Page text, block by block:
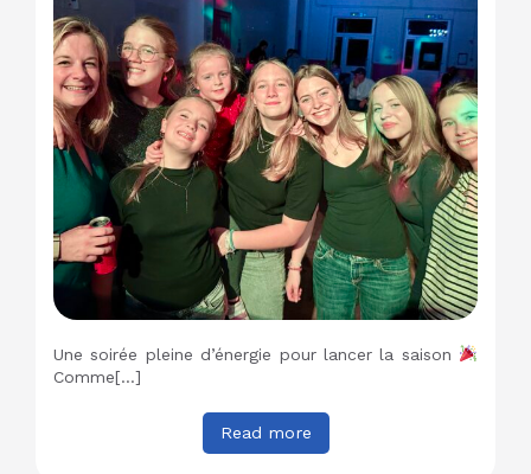
Une soirée pleine d’énergie pour lancer la saison
Comme[…]
Read more